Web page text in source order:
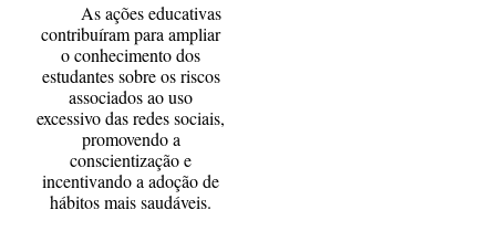
As ações educativas
contribuíram para ampliar
o conhecimento dos
estudantes sobre os riscos
associados ao uso
excessivo das redes sociais,
promovendo a
conscientização e
incentivando a adoção de
hábitos mais saudáveis.